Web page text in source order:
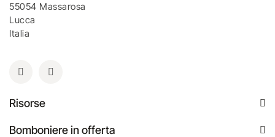
55054 Massarosa
Lucca
Italia
Risorse
Bomboniere in offerta